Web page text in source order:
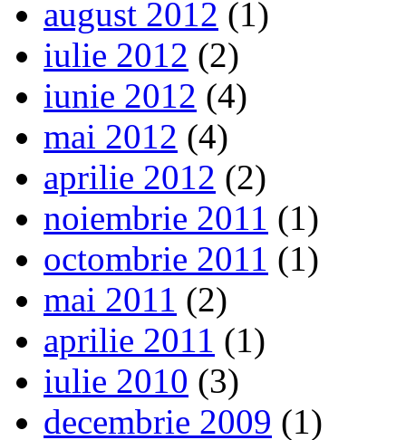
august 2012 (1)
iulie 2012 (2)
iunie 2012 (4)
mai 2012 (4)
aprilie 2012 (2)
noiembrie 2011 (1)
octombrie 2011 (1)
mai 2011 (2)
aprilie 2011 (1)
iulie 2010 (3)
decembrie 2009 (1)